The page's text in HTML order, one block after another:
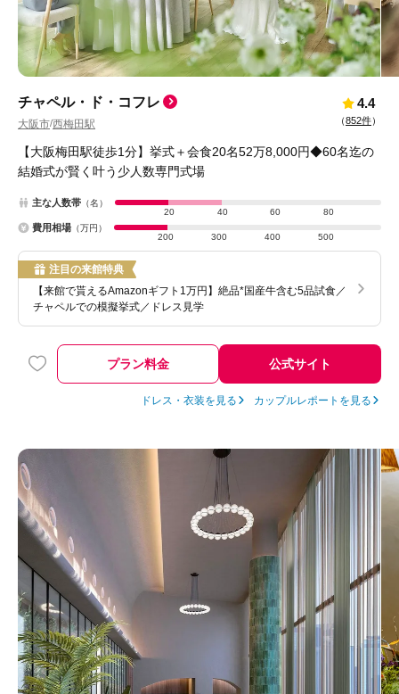
チャペル・ド・コフレ
大阪市/西梅田駅
4.4
（852件）
【大阪梅田駅徒歩1分】挙式＋会食20名52万8,000円◆60名迄の
結婚式が賢く叶う少人数専門式場
主な人数帯 （名）
20
40 60 80
費用相場 （万円）
200
300 400 500
注目の来館特典
【来館で貰えるAmazonギフト1万円】絶品*国産牛含む5品試食／
チャペルでの模擬挙式／ドレス見学
プラン料金 公式サイト
ドレス・衣装を見る カップルレポートを見る